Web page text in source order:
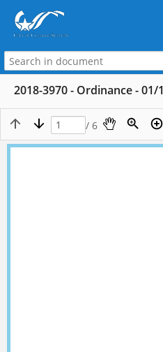
2018-3970 - Ordinance - 01/
/ 6